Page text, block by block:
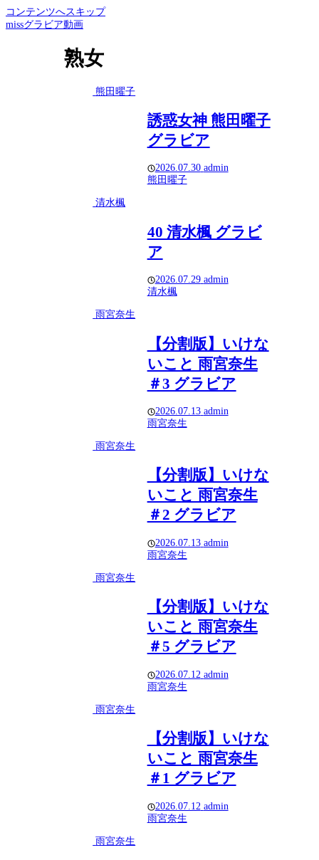
コンテンツへスキップ
missグラビア動画
熟女
熊田曜子
誘惑女神 熊田曜子
グラビア
2026.07.30 admin
熊田曜子
清水楓
40 清水楓 グラビ
ア
2026.07.29 admin
清水楓
雨宮奈生
【分割版】いけな
いこと 雨宮奈生
＃3 グラビア
2026.07.13 admin
雨宮奈生
雨宮奈生
【分割版】いけな
いこと 雨宮奈生
＃2 グラビア
2026.07.13 admin
雨宮奈生
雨宮奈生
【分割版】いけな
いこと 雨宮奈生
＃5 グラビア
2026.07.12 admin
雨宮奈生
雨宮奈生
【分割版】いけな
いこと 雨宮奈生
＃1 グラビア
2026.07.12 admin
雨宮奈生
雨宮奈生